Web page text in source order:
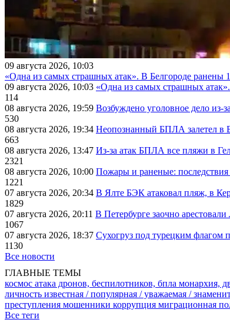
09 августа 2026, 10:03
«Одна из самых страшных атак». В Белгороде ранены
09 августа 2026, 10:03 «Одна из самых страшных
114
08 августа 2026, 19:59 Возбуждено уголовное дело из-
530
08 августа 2026, 19:34 Неопознанный БПЛА залетел в
663
08 августа 2026, 13:47 Из-за атак БПЛА все пляжи в
2321
08 августа 2026, 10:00 Пожары и раненые:
1221
07 августа 2026, 20:34 В Ялте БЭК атаковал пляж, в
1829
07 августа 2026, 20:11 В Петербурге заочно
1067
07 августа 2026, 18:37 Сухогруз под турецким флагом
1130
Все новости
ГЛАВНЫЕ ТЕМЫ
космос атака дронов, беспилотников, бпла монархия,
личность известная / популярная / уважаемая /
преступления мошенники коррупция миграционная
Все теги